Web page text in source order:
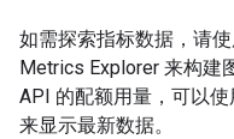
如需探索指标数据，请
Metrics Explorer 来构建
API 的配额用量，可以
来显示最新数据。